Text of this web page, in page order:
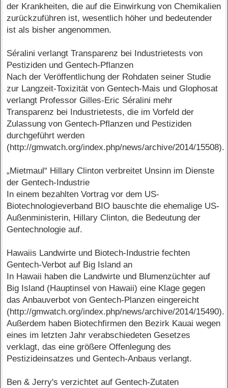
der Krankheiten, die auf die Einwirkung von Chemikalien
zurückzuführen ist, wesentlich höher und bedeutender
ist als bisher angenommen.
Séralini verlangt Transparenz bei Industrietests von
Pestiziden und Gentech-Pflanzen
Nach der Veröffentlichung der Rohdaten seiner Studie
zur Langzeit-Toxizität von Gentech-Mais und Glophosat
verlangt Professor Gilles-Eric Séralini mehr
Transparenz bei Industrietests, die im Vorfeld der
Zulassung von Gentech-Pflanzen und Pestiziden
durchgeführt werden
(http://gmwatch.org/index.php/news/archive/2014/15508).
„Mietmaul“ Hillary Clinton verbreitet Unsinn im Dienste
der Gentech-Industrie
In einem bezahlten Vortrag vor dem US-
Biotechnologieverband BIO bauschte die ehemalige US-
Außenministerin, Hillary Clinton, die Bedeutung der
Gentechnologie auf.
Hawaiis Landwirte und Biotech-Industrie fechten
Gentech-Verbot auf Big Island an
In Hawaii haben die Landwirte und Blumenzüchter auf
Big Island (Hauptinsel von Hawaii) eine Klage gegen
das Anbauverbot von Gentech-Planzen eingereicht
(http://gmwatch.org/index.php/news/archive/2014/15490).
Außerdem haben Biotechfirmen den Bezirk Kauai wegen
eines im letzten Jahr verabschiedeten Gesetzes
verklagt, das eine größere Offenlegung des
Pestizideinsatzes und Gentech-Anbaus verlangt.
Ben & Jerry's verzichtet auf Gentech-Zutaten